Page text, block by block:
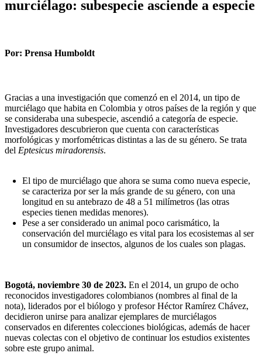
murciélago: subespecie asciende a especie
Por: Prensa Humboldt
Gracias a una investigación que comenzó en el 2014, un tipo de
murciélago que habita en Colombia y otros países de la región y que
se consideraba una subespecie, ascendió a categoría de especie.
Investigadores descubrieron que cuenta con características
morfológicas y morfométricas distintas a las de su género. Se trata
del Eptesicus miradorensis.
El tipo de murciélago que ahora se suma como nueva especie,
se caracteriza por ser la más grande de su género, con una
longitud en su antebrazo de 48 a 51 milímetros (las otras
especies tienen medidas menores).
Pese a ser considerado un animal poco carismático, la
conservación del murciélago es vital para los ecosistemas al ser
un consumidor de insectos, algunos de los cuales son plagas.
Bogotá, noviembre 30 de 2023. En el 2014, un grupo de ocho
reconocidos investigadores colombianos (nombres al final de la
nota), liderados por el biólogo y profesor Héctor Ramírez Chávez,
decidieron unirse para analizar ejemplares de murciélagos
conservados en diferentes colecciones biológicas, además de hacer
nuevas colectas con el objetivo de continuar los estudios existentes
sobre este grupo animal.